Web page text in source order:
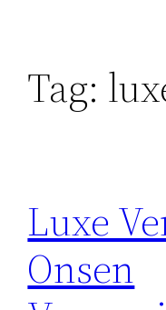
Tag:
Luxe
Onsen